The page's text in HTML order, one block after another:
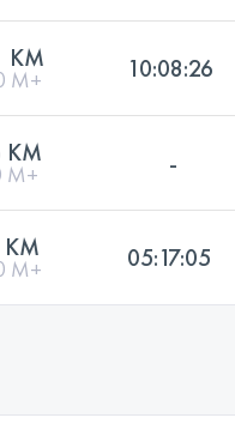
KM
M+ 10:08:26
KM
M+ -
KM
M+ 05:17:05